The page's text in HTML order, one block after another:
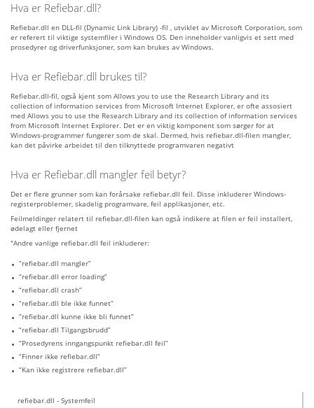
Hva er Refiebar.dll?
Refiebar.dll en DLL-fil (Dynamic Link Library) -fil , utviklet av Microsoft Corporation, som
er referert til viktige systemfiler i Windows OS. Den inneholder vanligvis et sett med
prosedyrer og driverfunksjoner, som kan brukes av Windows.
Hva er Refiebar.dll brukes til?
Refiebar.dll-fil, også kjent som Allows you to use the Research Library and its
collection of information services from Microsoft Internet Explorer, er ofte assosiert
med Allows you to use the Research Library and its collection of information services
from Microsoft Internet Explorer. Det er en viktig komponent som sørger for at
Windows-programmer fungerer som de skal. Dermed, hvis refiebar.dll-filen mangler,
kan det påvirke arbeidet til den tilknyttede programvaren negativt
Hva er Refiebar.dll mangler feil betyr?
Det er flere grunner som kan forårsake refiebar.dll feil. Disse inkluderer Windows-
registerproblemer, skadelig programvare, feil applikasjoner, etc.
Feilmeldinger relatert til refiebar.dll-filen kan også indikere at filen er feil installert,
ødelagt eller fjernet
"Andre vanlige refiebar.dll feil inkluderer:
“refiebar.dll mangler”
“refiebar.dll error loading”
“refiebar.dll crash”
“refiebar.dll ble ikke funnet”
“refiebar.dll kunne ikke bli funnet”
“refiebar.dll Tilgangsbrudd”
“Prosedyrens inngangspunkt refiebar.dll feil”
“Finner ikke refiebar.dll”
“Kan ikke registrere refiebar.dll”
refiebar.dll - Systemfeil